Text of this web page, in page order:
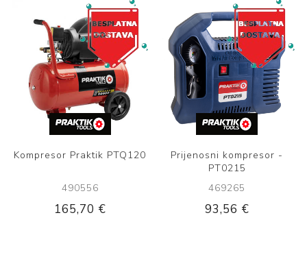
Kompresor Praktik PTQ120
490556
165,70 €
Prijenosni kompresor -
PT0215
469265
93,56 €